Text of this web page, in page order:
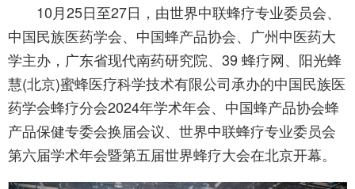
10月25日至27日，由世界中联蜂疗专业委员会、
中国民族医药学会、中国蜂产品协会、广州中医药大
学主办，广东省现代南药研究院、39 蜂疗网、阳光蜂
慧(北京)蜜蜂医疗科学技术有限公司承办的中国民族医
药学会蜂疗分会2024年学术年会、中国蜂产品协会蜂
产品保健专委会换届会议、世界中联蜂疗专业委员会
第六届学术年会暨第五届世界蜂疗大会在北京开幕。